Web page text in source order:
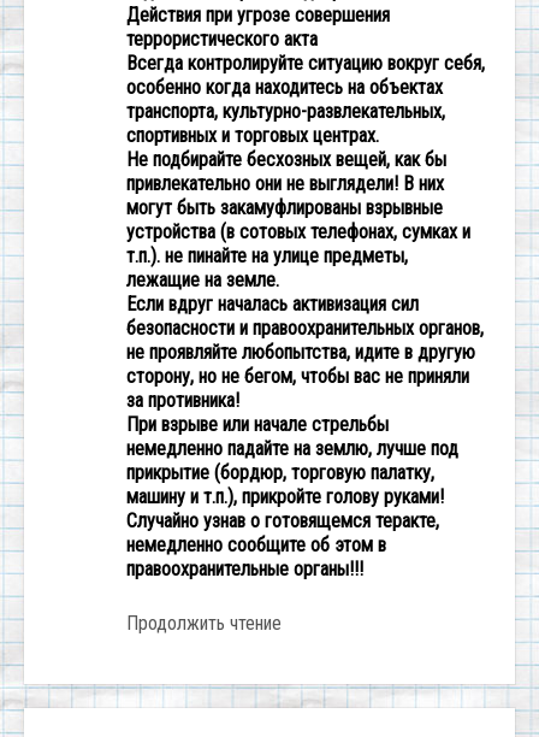
Действия при угрозе совершения
террористического акта
Всегда контролируйте ситуацию вокруг себя,
особенно когда находитесь на объектах
транспорта, культурно-развлекательных,
спортивных и торговых центрах.
Не подбирайте бесхозных вещей, как бы
привлекательно они не выглядели! В них
могут быть закамуфлированы взрывные
устройства (в сотовых телефонах, сумках и
т.п.). не пинайте на улице предметы,
лежащие на земле.
Если вдруг началась активизация сил
безопасности и правоохранительных органов,
не проявляйте любопытства, идите в другую
сторону, но не бегом, чтобы вас не приняли
за противника!
При взрыве или начале стрельбы
немедленно падайте на землю, лучше под
прикрытие (бордюр, торговую палатку,
машину и т.п.), прикройте голову руками!
Случайно узнав о готовящемся теракте,
немедленно сообщите об этом в
правоохранительные органы!!!
Продолжить чтение